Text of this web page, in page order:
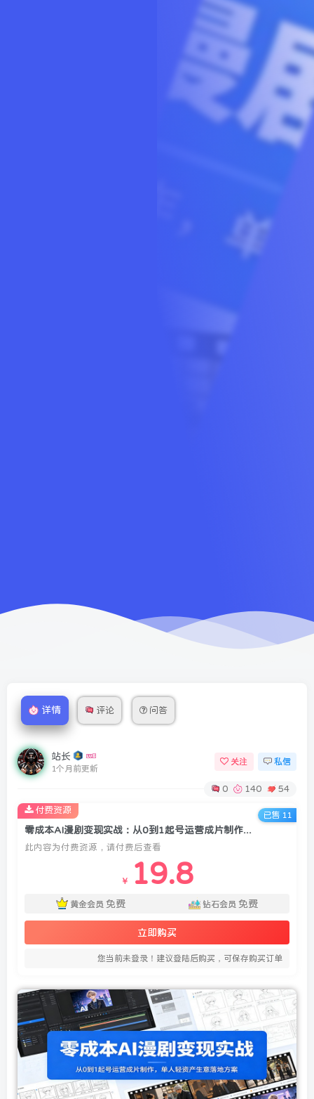
详情 评论 问答
站长
1个月前更新
关注 私信
0 140 54
零成本AI漫剧变现实战：从0到1起号运营成片制作，单人轻资产生意落地方案
此内容为付费资源，请付费后查看
￥ 19.8
黄金会员 免费 钻石会员 免费
立即购买
您当前未登录！建议登陆后购买，可保存购买订单
付费资源
已售 11